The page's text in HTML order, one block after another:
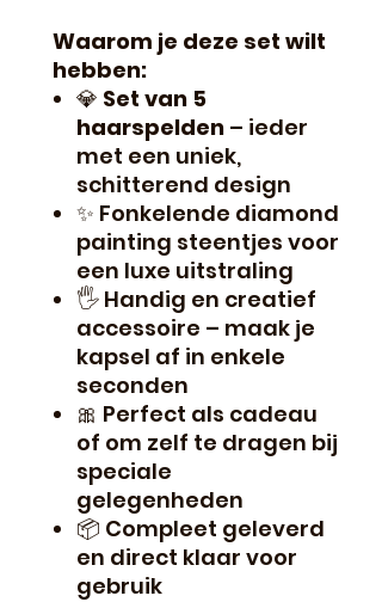
Waarom je deze set wilt
hebben:
💎 Set van 5
haarspelden – ieder
met een uniek,
schitterend design
✨ Fonkelende diamond
painting steentjes voor
een luxe uitstraling
🖐️ Handig en creatief
accessoire – maak je
kapsel af in enkele
seconden
🎀 Perfect als cadeau
of om zelf te dragen bij
speciale
gelegenheden
📦 Compleet geleverd
en direct klaar voor
gebruik